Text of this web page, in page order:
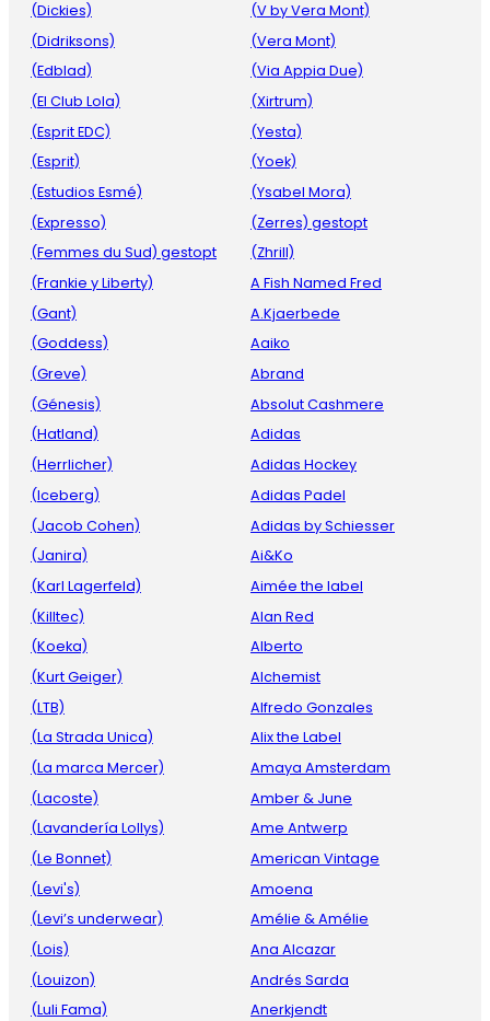
(Dickies)
(Didriksons)
(Edblad)
(El Club Lola)
(Esprit EDC)
(Esprit)
(Estudios Esmé)
(Expresso)
(Femmes du Sud) gestopt
(Frankie y Liberty)
(Gant)
(Goddess)
(Greve)
(Génesis)
(Hatland)
(Herrlicher)
(Iceberg)
(Jacob Cohen)
(Janira)
(Karl Lagerfeld)
(Killtec)
(Koeka)
(Kurt Geiger)
(LTB)
(La Strada Unica)
(La marca Mercer)
(Lacoste)
(Lavandería Lollys)
(Le Bonnet)
(Levi's)
(Levi’s underwear)
(Lois)
(Louizon)
(Luli Fama)
(V by Vera Mont)
(Vera Mont)
(Via Appia Due)
(Xirtrum)
(Yesta)
(Yoek)
(Ysabel Mora)
(Zerres) gestopt
(Zhrill)
A Fish Named Fred
A.Kjaerbede
Aaiko
Abrand
Absolut Cashmere
Adidas
Adidas Hockey
Adidas Padel
Adidas by Schiesser
Ai&Ko
Aimée the label
Alan Red
Alberto
Alchemist
Alfredo Gonzales
Alix the Label
Amaya Amsterdam
Amber & June
Ame Antwerp
American Vintage
Amoena
Amélie & Amélie
Ana Alcazar
Andrés Sarda
Anerkjendt